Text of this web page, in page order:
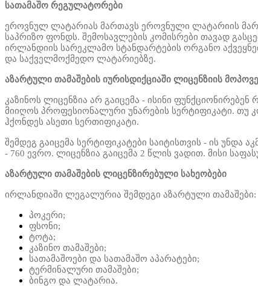
სათამაშო რეგულატორები
ეროვნულ ლატარიას მართავს ეროვნული ლატარიის
საპრიზო ფონდს. შემოსავლების კომისრები თავად
ირლანდიის სარეკლამო სტანდარტების ორგანო
და საქველმოქმედო ლატარიებზე.
აზარტული თამაშების იურისდიქციაში ლიცენზიის
კაზინოს ლიცენზია არ გაიცემა - ისინი
მიიღოს პროფესიონალური უნარების სერტიფიკატი. თუ
ჰქონდეს ასეთი სერთიფიკატი.
შემდეგ გაიცემა სერტიფიკატები საიტისთვის - ის უნდა
- 760 ევრო. ლიცენზია გაიცემა 2 წლის ვადით. მისი
აზარტული თამაშების ლიცენზირებული სახეობები
ირლანდიაში ლეგალურია შემდეგი აზარტული თამაშები:
პოკერი;
ფსონი;
ტოტა;
კაზინო თამაშები;
სათამაშოები და სათამაშო აპარატები;
ტერმინალური თამაშები;
ბინგო და ლატარია.